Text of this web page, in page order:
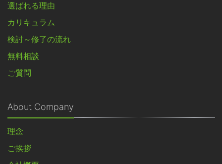
選ばれる理由
カリキュラム
検討～修了の流れ
無料相談
ご質問
About Company
理念
ご挨拶